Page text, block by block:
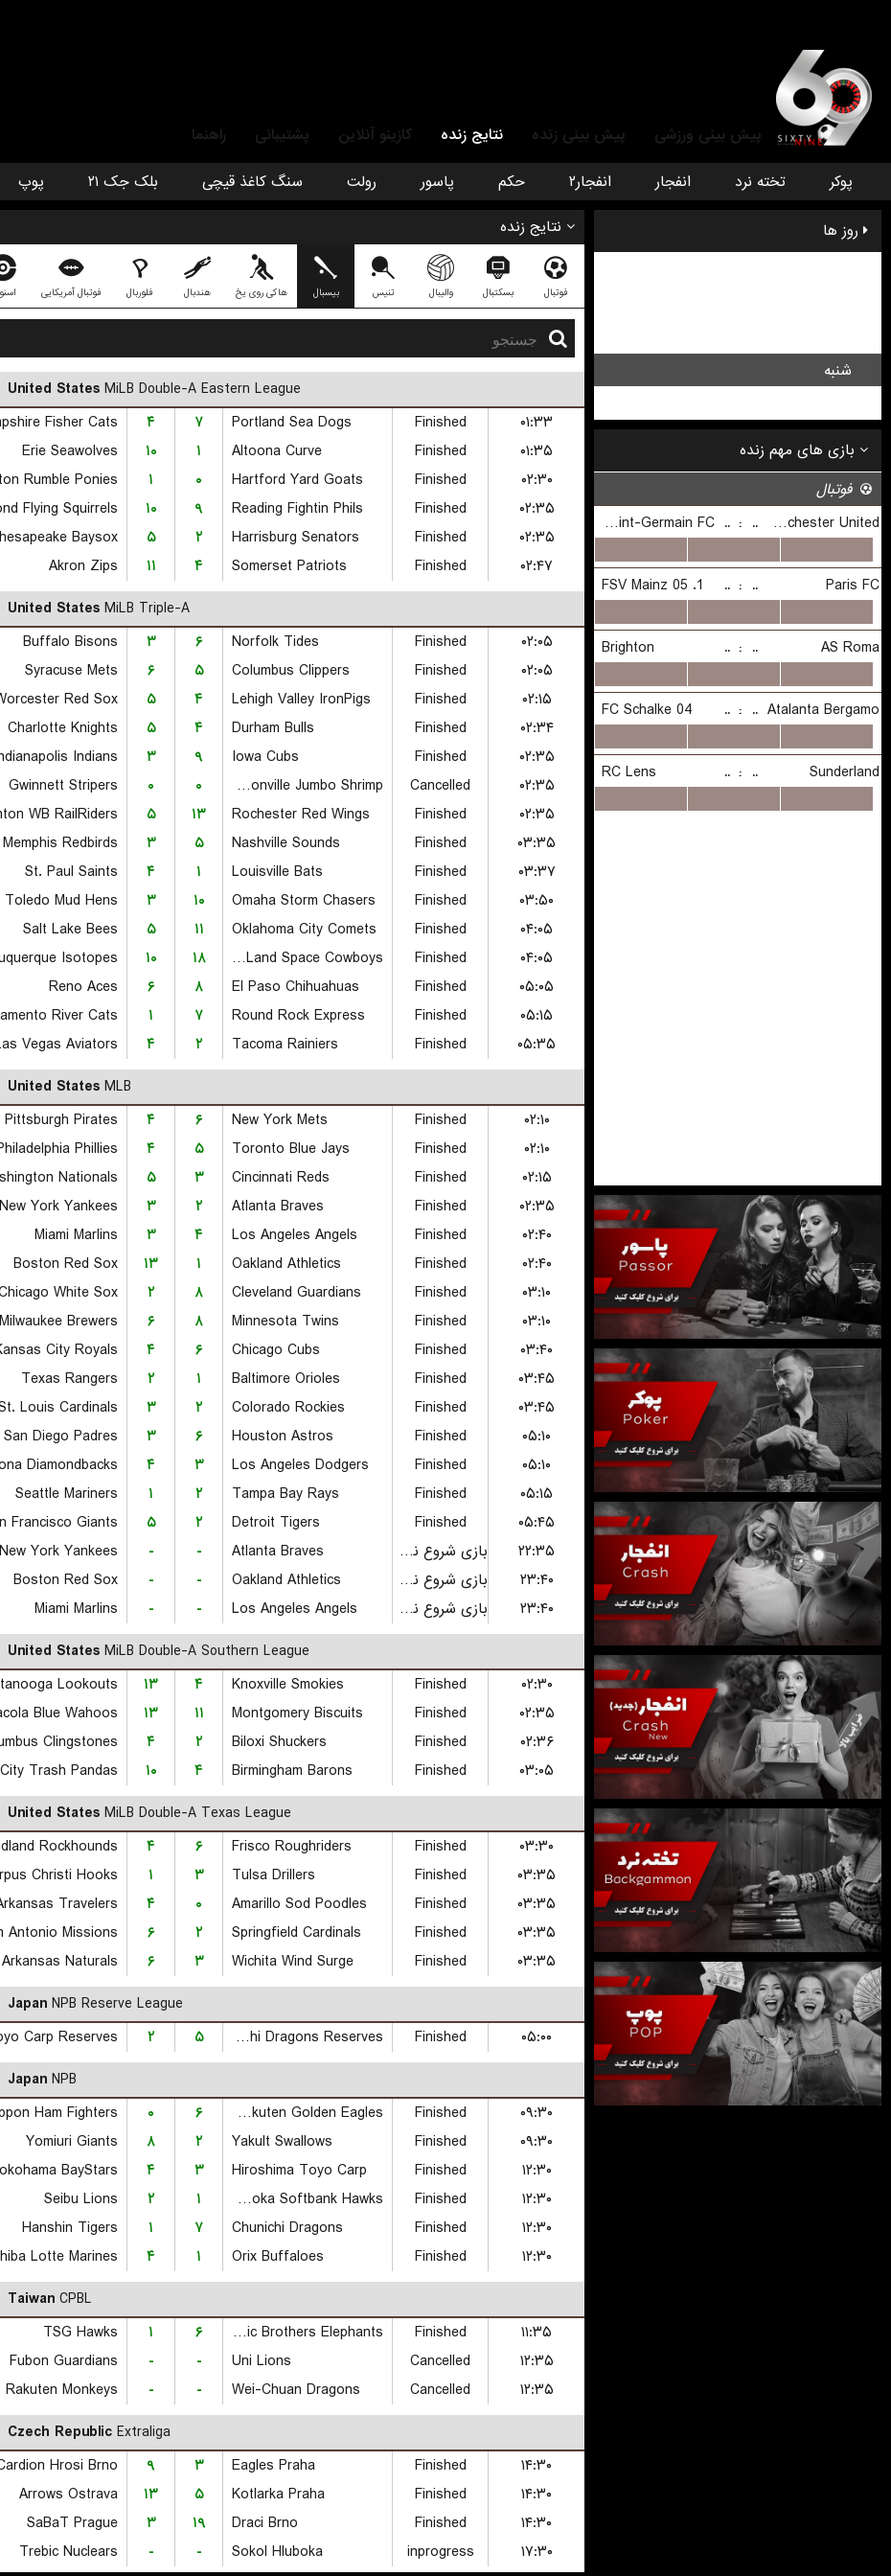
پیش بینی ورزشی پیش بینی زنده نتایج زنده کازینو آنلاین پشتیبانی راهنما
پوکر تخته نرد انفجار انفجار۲ حکم پاسور رولت سنگ کاغذ قیچی بلک جک ۲۱ پوپ
روز ها
شنبه
نتایج زنده
فوتبال بسکتبال والیبال تنیس بیسبال هاکی روی یخ هندبال فلوربال فوتبال آمریکایی
United States MiLB Double-A Eastern League
۴ ۷ Portland Sea Dogs Finished
۰۱:۳۳
Erie Seawolves
۱۰ ۱ Altoona Curve Finished
۰۱:۳۵
۱ ۰ Hartford Yard Goats Finished
۰۲:۳۰
۱۰ ۹ Reading Fightin Phils Finished
۰۲:۳۵
Baysox
۵ ۲ Harrisburg Senators Finished
۰۲:۳۵
Akron Zips
۱۱ ۴ Somerset Patriots Finished
۰۲:۴۷
United States MiLB Triple-A
Buffalo Bisons
۳ ۶ Norfolk Tides Finished
۰۲:۰۵
Syracuse Mets
۶ ۵ Columbus Clippers Finished
۰۲:۰۵
Red Sox
۵ ۴ Lehigh Valley IronPigs Finished
۰۲:۱۵
Charlotte Knights
۵ ۴ Durham Bulls Finished
۰۲:۳۴
Indians
۳ ۹ Iowa Cubs Finished
۰۲:۳۵
Gwinnett Stripers
۰ ۰ Jacksonville Jumbo Shrimp Cancelled
۰۲:۳۵
WB RailRiders
۵ ۱۳ Rochester Red Wings Finished
۰۲:۳۵
Memphis Redbirds
۳ ۵ Nashville Sounds Finished
۰۳:۳۵
St. Paul Saints
۴ ۱ Louisville Bats Finished
۰۳:۳۷
Toledo Mud Hens
۳ ۱۰ Omaha Storm Chasers Finished
۰۳:۵۰
Salt Lake Bees
۵ ۱۱ Oklahoma City Comets Finished
۰۴:۰۵
Isotopes
۱۰ ۱۸ Sugar Land Space Cowboys Finished
۰۴:۰۵
Reno Aces
۶ ۸ El Paso Chihuahuas Finished
۰۵:۰۵
River Cats
۱ ۷ Round Rock Express Finished
۰۵:۱۵
Vegas Aviators
۴ ۲ Tacoma Rainiers Finished
۰۵:۳۵
United States MLB
Pittsburgh Pirates
۴ ۶ New York Mets Finished
۰۲:۱۰
Phillies
۴ ۵ Toronto Blue Jays Finished
۰۲:۱۰
Nationals
۵ ۳ Cincinnati Reds Finished
۰۲:۱۵
New York Yankees
۳ ۲ Atlanta Braves Finished
۰۲:۳۵
Miami Marlins
۳ ۴ Los Angeles Angels Finished
۰۲:۴۰
Boston Red Sox
۱۳ ۱ Oakland Athletics Finished
۰۲:۴۰
White Sox
۲ ۸ Cleveland Guardians Finished
۰۳:۱۰
Milwaukee Brewers
۶ ۸ Minnesota Twins Finished
۰۳:۱۰
City Royals
۴ ۶ Chicago Cubs Finished
۰۳:۴۰
Texas Rangers
۲ ۱ Baltimore Orioles Finished
۰۳:۴۵
Louis Cardinals
۳ ۲ Colorado Rockies Finished
۰۳:۴۵
San Diego Padres
۳ ۶ Houston Astros Finished
۰۵:۱۰
Diamondbacks
۴ ۳ Los Angeles Dodgers Finished
۰۵:۱۰
Seattle Mariners
۱ ۲ Tampa Bay Rays Finished
۰۵:۱۵
Francisco Giants
۵ ۲ Detroit Tigers Finished
۰۵:۴۵
New York Yankees
- - Atlanta Braves بازی شروع نشده است
۲۲:۳۵
Boston Red Sox
- - Oakland Athletics بازی شروع نشده است
۲۳:۴۰
Miami Marlins
- - Los Angeles Angels بازی شروع نشده است
۲۳:۴۰
United States MiLB Double-A Southern League
Lookouts
۱۳ ۴ Knoxville Smokies Finished
۰۲:۳۰
۱۳ ۱۱ Montgomery Biscuits Finished
۰۲:۳۵
Clingstones
۴ ۲ Biloxi Shuckers Finished
۰۲:۳۶
۱۰ ۴ Birmingham Barons Finished
۰۳:۰۵
United States MiLB Double-A Texas League
Rockhounds
۴ ۶ Frisco Roughriders Finished
۰۳:۳۰
Christi Hooks
۱ ۳ Tulsa Drillers Finished
۰۳:۳۵
Travelers
۴ ۰ Amarillo Sod Poodles Finished
۰۳:۳۵
Antonio Missions
۶ ۲ Springfield Cardinals Finished
۰۳:۳۵
۶ ۳ Wichita Wind Surge Finished
۰۳:۳۵
Japan NPB Reserve League
۲ ۵ Chunichi Dragons Reserves Finished
۰۵:۰۰
Japan NPB
۰ ۶ Tohoku Rakuten Golden Eagles Finished
۰۹:۳۰
Yomiuri Giants
۸ ۲ Yakult Swallows Finished
۰۹:۳۰
BayStars
۴ ۳ Hiroshima Toyo Carp Finished
۱۲:۳۰
Seibu Lions
۲ ۱ Fukuoka Softbank Hawks Finished
۱۲:۳۰
Hanshin Tigers
۱ ۷ Chunichi Dragons Finished
۱۲:۳۰
Lotte Marines
۴ ۱ Orix Buffaloes Finished
۱۲:۳۰
Taiwan CPBL
TSG Hawks
۱ ۶ Citic Brothers Elephants Finished
۱۱:۳۵
Fubon Guardians
- - Uni Lions Cancelled
۱۲:۳۵
Rakuten Monkeys
- - Wei-Chuan Dragons Cancelled
۱۲:۳۵
Czech Republic Extraliga
Hrosi Brno
۹ ۳ Eagles Praha Finished
۱۴:۳۰
Arrows Ostrava
۱۳ ۵ Kotlarka Praha Finished
۱۴:۳۰
SaBaT Prague
۳ ۱۹ Draci Brno Finished
۱۴:۳۰
Trebic Nuclears
- - Sokol Hluboka inprogress ۱۷:۳۰